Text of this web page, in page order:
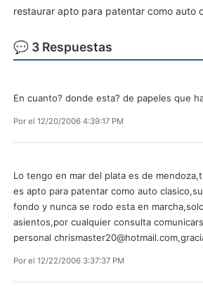
restaurar apto para patentar como auto
💬 3 Respuestas
En cuanto? donde esta? de papeles que
Por el 12/20/2006 4:39:17 PM
Lo tengo en mar del plata es de
es apto para patentar como auto
fondo y nunca se rodo esta en
asientos,por cualquier consulta
personal chrismaster20@hotmail.com
Por el 12/22/2006 3:37:37 PM